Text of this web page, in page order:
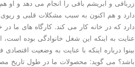
دارد و هم اكنون به سبب مشكلات قلبی و
دارد كه در خانه كار می كند. كارگاه های ما
عنایت به اینكه این شغل خانوادگی بوده است،
بینوا درباره اینكه با عنایت به وضعیت
باشد؟ می گوید: محصولات ما در طول تاریخ